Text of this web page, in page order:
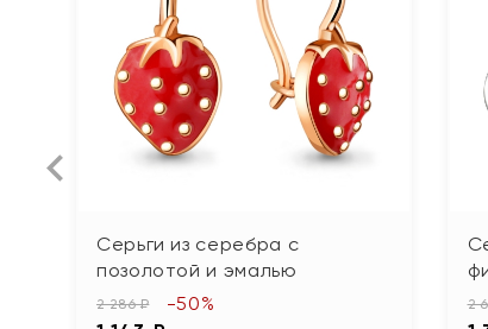
Серьги из серебра с
позолотой и эмалью
2 286 ₽ -50% 2